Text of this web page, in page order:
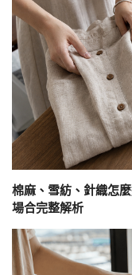
棉麻、雪紡、針織怎
場合完整解析